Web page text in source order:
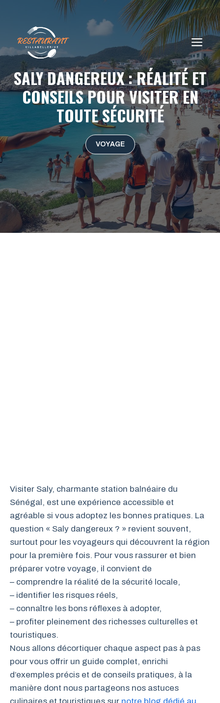
contenu
SALY DANGEREUX : RÉALITÉ ET
CONSEILS POUR VISITER EN
TOUTE SÉCURITÉ
VOYAGE
Visiter Saly, charmante station balnéaire du
Sénégal, est une expérience accessible et
agréable si vous adoptez les bonnes pratiques. La
question « Saly dangereux ? » revient souvent,
surtout pour les voyageurs qui découvrent la région
pour la première fois. Pour vous rassurer et bien
préparer votre voyage, il convient de
– comprendre la réalité de la sécurité locale,
– identifier les risques réels,
– connaître les bons réflexes à adopter,
– profiter pleinement des richesses culturelles et
touristiques.
Nous allons décortiquer chaque aspect pas à pas
pour vous offrir un guide complet, enrichi
d’exemples précis et de conseils pratiques, à la
manière dont nous partageons nos astuces